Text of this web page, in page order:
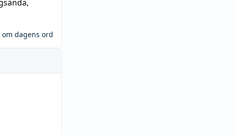
,
om dagens ord